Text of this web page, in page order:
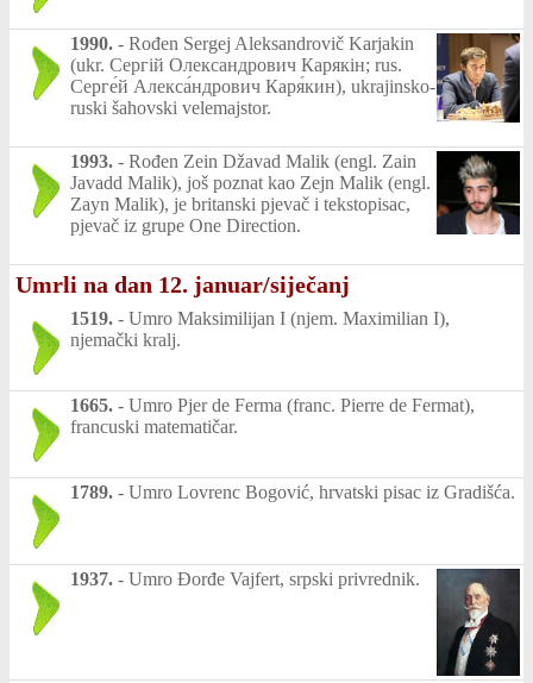
1990. - Rođen Sergej Aleksandrovič Karjakin
(ukr. Сергій Олександрович Карякін; rus.
Серге́й Алекса́ндрович Каря́кин), ukrajinsko-
ruski šahovski velemajstor.
1993. - Rođen Zein Džavad Malik (engl. Zain
Javadd Malik), još poznat kao Zejn Malik (engl.
Zayn Malik), je britanski pjevač i tekstopisac,
pjevač iz grupe One Direction.
Umrli na dan 12. januar/siječanj
1519. - Umro Maksimilijan I (njem. Maximilian I),
njemački kralj.
1665. - Umro Pjer de Ferma (franc. Pierre de Fermat),
francuski matematičar.
1789. - Umro Lovrenc Bogović, hrvatski pisac iz Gradišća.
1937. - Umro Đorđe Vajfert, srpski privrednik.